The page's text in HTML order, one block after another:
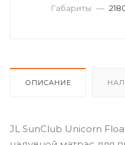
Габариты —
ОПИСАНИЕ
JL SunClub Unicorn